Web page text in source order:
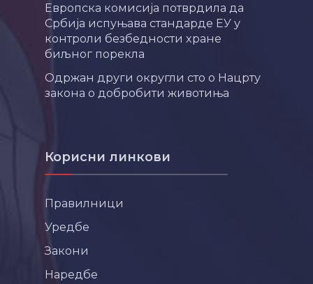
Европска комисија потврдила да
Србија испуњава стандарде ЕУ у
контроли безбедности хране
биљног порекла
Одржан други округли сто о Нацрту
закона о добробити животиња
Корисни линкови
Правилници
Уредбе
Закони
Наредбе